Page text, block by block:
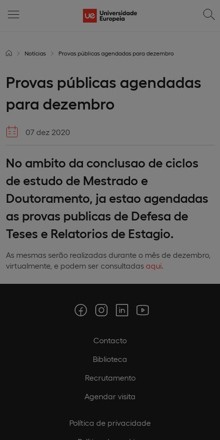
Notícias Provas públicas agendadas para dezembro
Provas públicas agendadas
para dezembro
07 dez 2020
No ambito da conclusao de ciclos
de estudo de Mestrado e
Doutoramento, ja estao agendadas
as provas publicas de Defesa de
Teses e Relatorios de Estagio.
As mesmas serão realizadas durante o mês de dezembro,
virtualmente, e podem ser consultadas aqui.
Contacto
Biblioteca
Recrutamento
Agendar visita
Política de privacidade